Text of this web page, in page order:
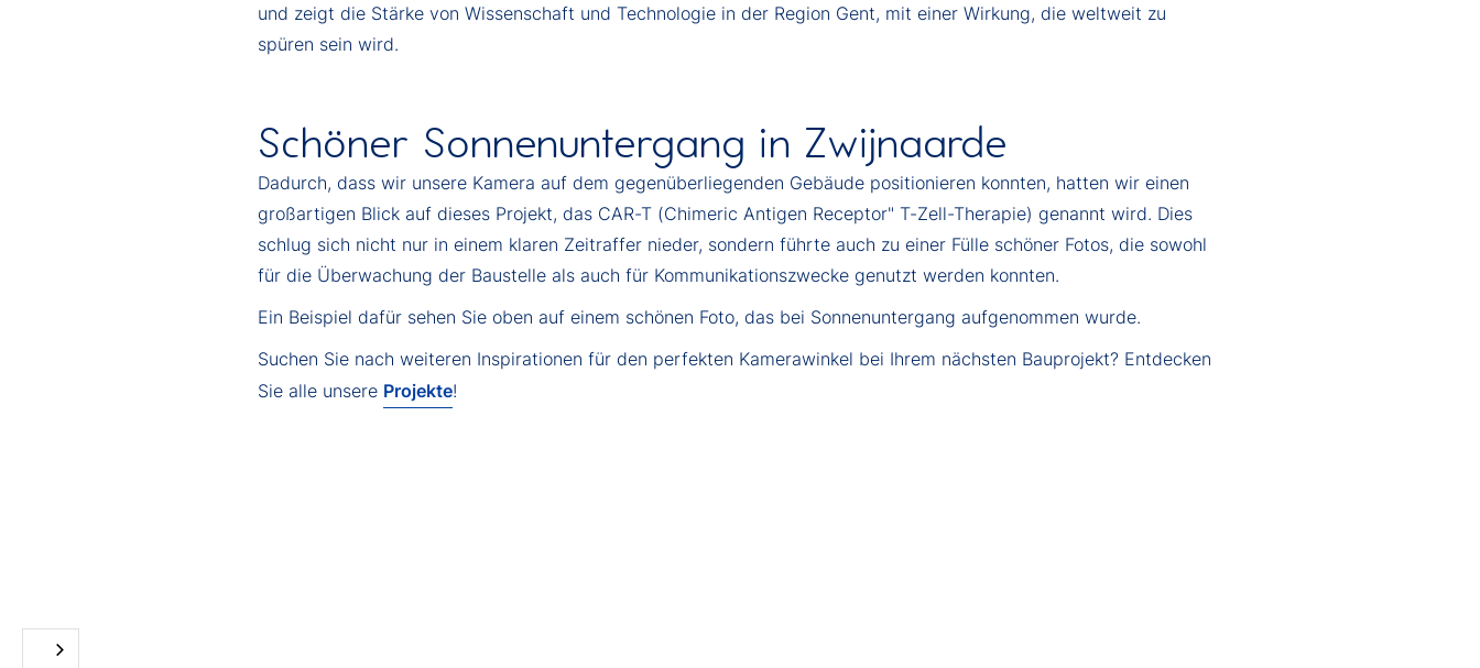
und zeigt die Stärke von Wissenschaft und Technologie in der Region Gent, mit einer Wirkung, die weltweit zu
spüren sein wird.
Schöner Sonnenuntergang in Zwijnaarde
Dadurch, dass wir unsere Kamera auf dem gegenüberliegenden Gebäude positionieren konnten, hatten wir einen
großartigen Blick auf dieses Projekt, das CAR-T (Chimeric Antigen Receptor" T-Zell-Therapie) genannt wird. Dies
schlug sich nicht nur in einem klaren Zeitraffer nieder, sondern führte auch zu einer Fülle schöner Fotos, die sowohl
für die Überwachung der Baustelle als auch für Kommunikationszwecke genutzt werden konnten.
Ein Beispiel dafür sehen Sie oben auf einem schönen Foto, das bei Sonnenuntergang aufgenommen wurde.
Suchen Sie nach weiteren Inspirationen für den perfekten Kamerawinkel bei Ihrem nächsten Bauprojekt? Entdecken
Sie alle unsere Projekte!